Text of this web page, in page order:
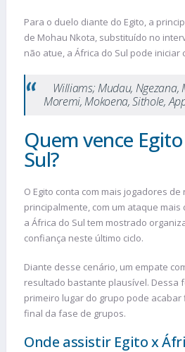
Para o duelo diante do Egito, a
de Mohau Nkota, substituído no
não atue, a África do Sul pode iniciar
Williams; Mudau, Ngezana,
Moremi, Mokoena, Sithole,
Quem vence
Sul?
O Egito conta com mais jogadores
principalmente, com um ataque
a África do Sul tem mostrado
confiança neste último ciclo.
Diante desse cenário, um empate
resultado bastante plausível. Dessa
primeiro lugar do grupo pode
final da fase de grupos.
Onde assistir Egito x